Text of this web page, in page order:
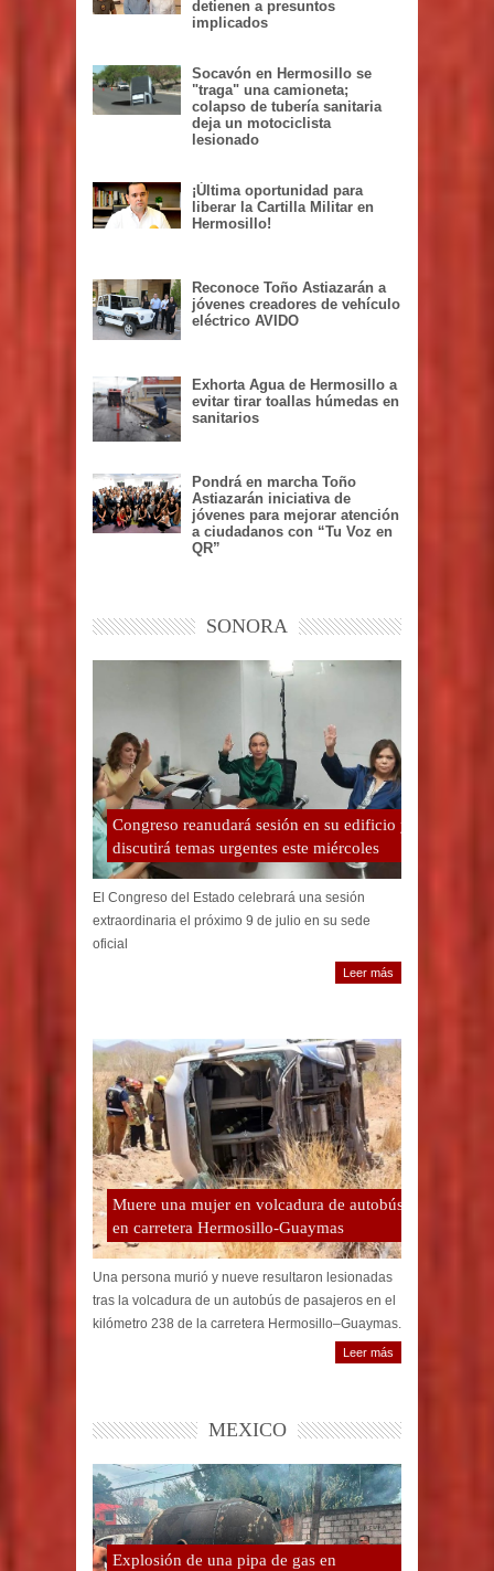
detienen a presuntos
implicados
Socavón en Hermosillo se
"traga" una camioneta;
colapso de tubería sanitaria
deja un motociclista
lesionado
¡Última oportunidad para
liberar la Cartilla Militar en
Hermosillo!
Reconoce Toño Astiazarán a
jóvenes creadores de vehículo
eléctrico AVIDO
Exhorta Agua de Hermosillo a
evitar tirar toallas húmedas en
sanitarios
Pondrá en marcha Toño
Astiazarán iniciativa de
jóvenes para mejorar atención
a ciudadanos con “Tu Voz en
QR”
SONORA
Congreso reanudará sesión en su edificio y
discutirá temas urgentes este miércoles
El Congreso del Estado celebrará una sesión
extraordinaria el próximo 9 de julio en su sede
oficial
Leer más
Muere una mujer en volcadura de autobús
en carretera Hermosillo-Guaymas
Una persona murió y nueve resultaron lesionadas
tras la volcadura de un autobús de pasajeros en el
kilómetro 238 de la carretera Hermosillo–Guaymas.
Leer más
MEXICO
Explosión de una pipa de gas en